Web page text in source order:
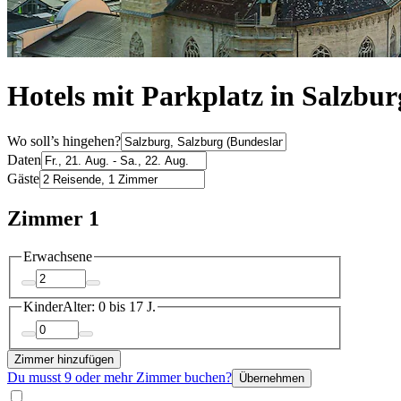
Hotels mit Parkplatz in
Wo soll’s hingehen?
Daten
Gäste
Zimmer 1
Erwachsene
KinderAlter: 0 bis 17 J.
Zimmer hinzufügen
Du musst 9 oder mehr Zimmer buchen? Übernehmen